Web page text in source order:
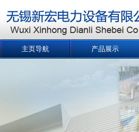
主页导航 产品展示